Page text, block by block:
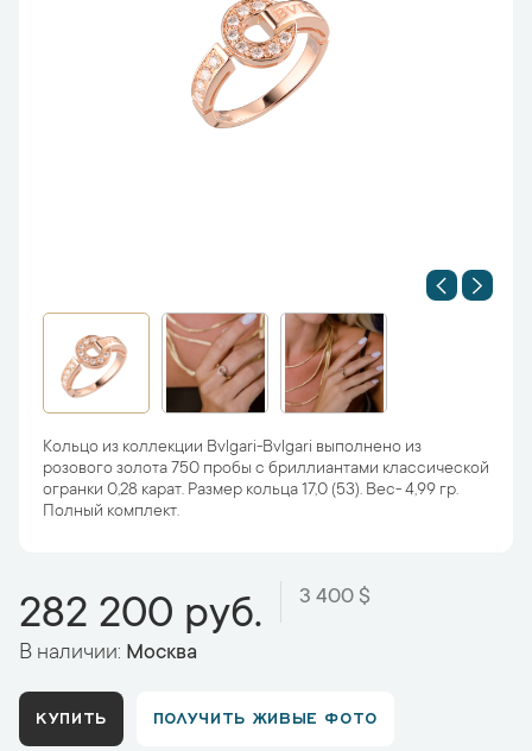
Кольцо из коллекции Bvlgari-Bvlgari выполнено из
розового золота 750 пробы с бриллиантами классической
огранки 0,28 карат. Размер кольца 17,0 (53). Вес- 4,99 гр.
Полный комплект.
282 200 руб. 3 400 $
В наличии: Москва
КУПИТЬ ПОЛУЧИТЬ ЖИВЫЕ ФОТО